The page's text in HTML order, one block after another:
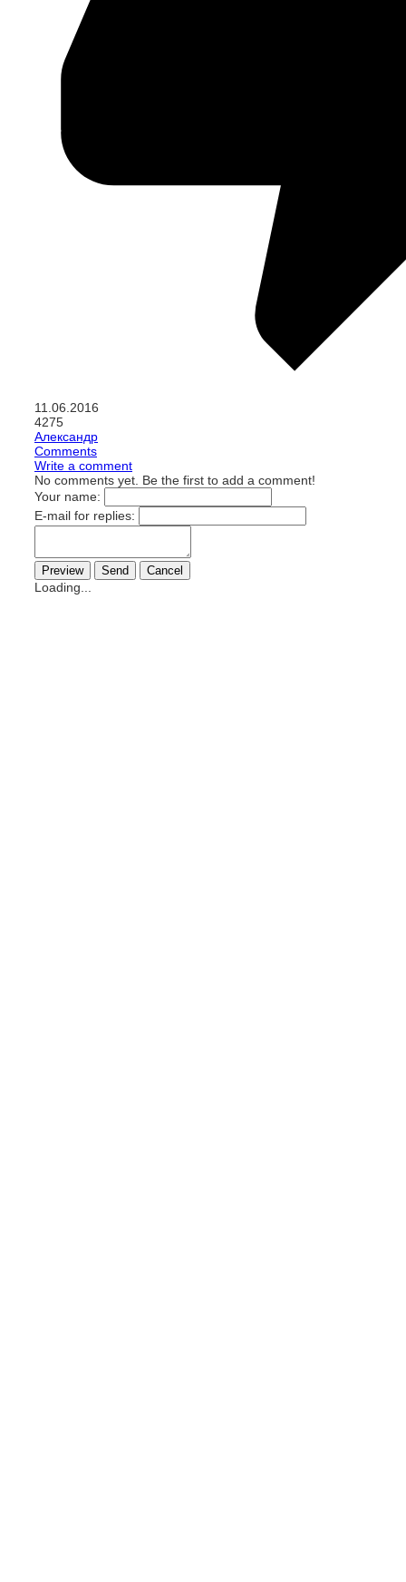
11.06.2016
4275
Александр
Comments
Write a comment
No comments yet. Be the first to add a comment!
Your name:
E-mail for replies:
Loading...